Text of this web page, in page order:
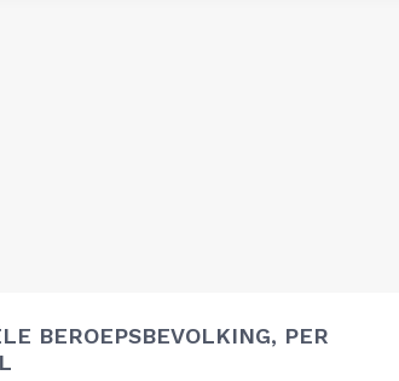
BEROEPSBEVOLKING, PER